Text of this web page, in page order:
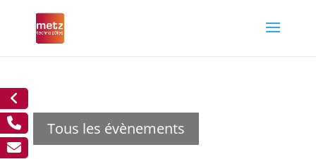
Tous les évènements